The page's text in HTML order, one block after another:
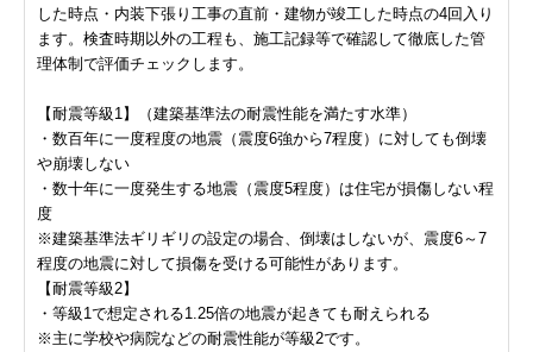
した時点・内装下張り工事の直前・建物が竣工した時点の4回入り
ます。検査時期以外の工程も、施工記録等で確認して徹底した管
理体制で評価チェックします。
【耐震等級1】（建築基準法の耐震性能を満たす水準）
・数百年に一度程度の地震（震度6強から7程度）に対しても倒壊
や崩壊しない
・数十年に一度発生する地震（震度5程度）は住宅が損傷しない程
度
※建築基準法ギリギリの設定の場合、倒壊はしないが、震度6～7
程度の地震に対して損傷を受ける可能性があります。
【耐震等級2】
・等級1で想定される1.25倍の地震が起きても耐えられる
※主に学校や病院などの耐震性能が等級2です。